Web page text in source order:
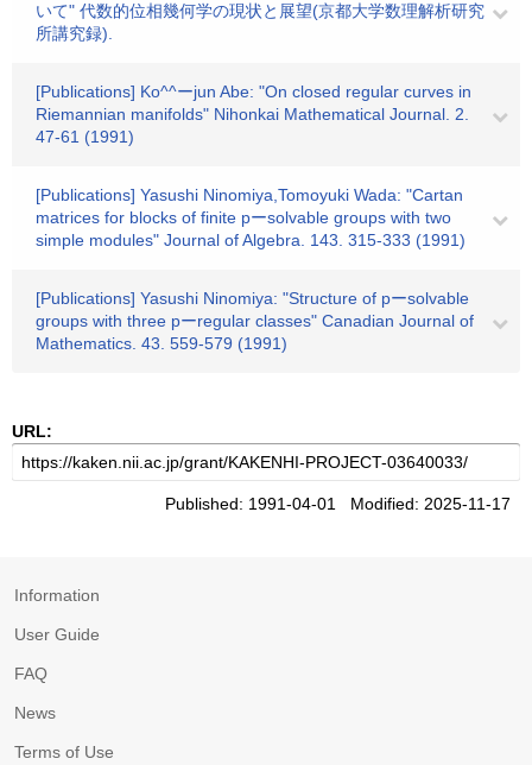
いて" 代数的位相幾何学の現状と展望(京都大学数理解析研究
所講究録).
[Publications] Ko^^ーjun Abe: "On closed regular curves in
Riemannian manifolds" Nihonkai Mathematical Journal. 2.
47-61 (1991)
[Publications] Yasushi Ninomiya,Tomoyuki Wada: "Cartan
matrices for blocks of finite pーsolvable groups with two
simple modules" Journal of Algebra. 143. 315-333 (1991)
[Publications] Yasushi Ninomiya: "Structure of pーsolvable
groups with three pーregular classes" Canadian Journal of
Mathematics. 43. 559-579 (1991)
URL:
Published: 1991-04-01 Modified: 2025-11-17
Information
User Guide
FAQ
News
Terms of Use